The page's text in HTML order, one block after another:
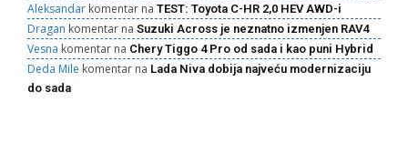
Aleksandar komentar na TEST: Toyota C-HR 2,0 HEV AWD-i
Dragan komentar na Suzuki Across je neznatno izmenjen RAV4
Vesna komentar na Chery Tiggo 4 Pro od sada i kao puni Hybrid
Deda Mile komentar na Lada Niva dobija najveću modernizaciju
do sada